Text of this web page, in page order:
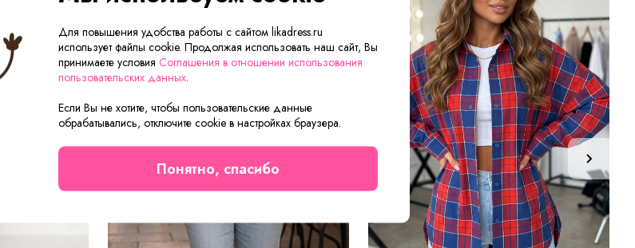
Для повышения удобства работы с сайтом likadress.ru
использует файлы cookie. Продолжая использовать наш сайт, Вы
принимаете условия Соглашения в отношении использования
пользовательских данных.
Если Вы не хотите, чтобы пользовательские данные
обрабатывались, отключите cookie в настройках браузера.
Понятно, спасибо